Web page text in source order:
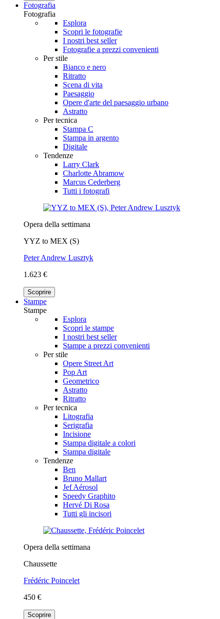
Fotografia
Fotografia
Esplora
Scopri le fotografie
I nostri best seller
Fotografie a prezzi convenienti
Per stile
Bianco e nero
Ritratto
Scena di vita
Paesaggio
Opere d'arte del paesaggio urbano
Astratto
Per tecnica
Stampa C
Stampa in argento
Digitale
Tendenze
Larry Clark
Charlotte Abramow
Marcus Cederberg
Tutti i fotografi
Opera della settimana
YYZ to MEX (S)
Peter Andrew Lusztyk
1.623 €
Scoprire
Stampe
Stampe
Esplora
Scopri le stampe
I nostri best seller
Stampe a prezzi convenienti
Per stile
Opere Street Art
Pop Art
Geometrico
Astratto
Ritratto
Per tecnica
Litografia
Serigrafia
Incisione
Stampa digitale a colori
Stampa digitale
Tendenze
Ben
Bruno Mallart
Jef Aérosol
Speedy Graphito
Hervé Di Rosa
Tutti gli incisori
Opera della settimana
Chaussette
Frédéric Poincelet
450 €
Scoprire